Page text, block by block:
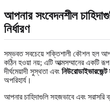
আপনার সংবেদনশীল
নির্ধারণ
সম্ভবত সবচেয়ে শক্তিশালী কৌশল হল
কঠিন হওয়া নয়; এটি আত্মসম্মানের একটি
দীর্ঘমেয়াদী সুস্থতা এবং নিউরোডাইভারজেন্ট
অপরিহার্য।
আপনার চাহিদাগুলি সহজভাবে এবং